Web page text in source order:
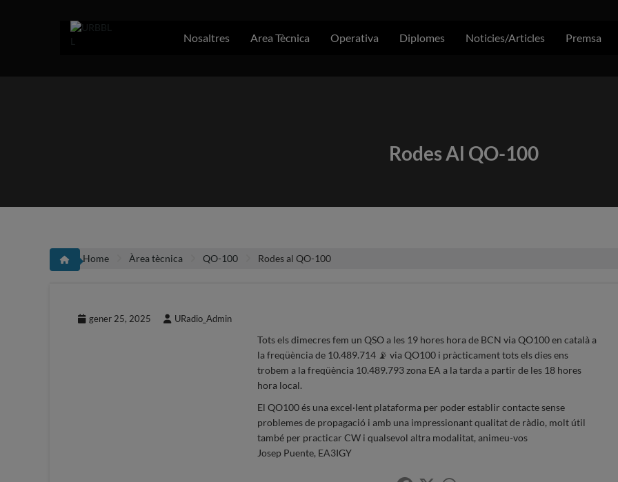
Nosaltres Area Tècnica Operativa Diplomes Noticies/Articles Premsa
Rodes Al QO-100
Home Àrea tècnica QO-100 Rodes al QO-100
gener 25, 2025 URadio_Admin
Tots els dimecres fem un QSO a les 19 hores hora de BCN via QO100 en català a
la freqüència de 10.489.714 📡 via QO100 i pràcticament tots els dies ens
trobem a la freqüència 10.489.793 zona EA a la tarda a partir de les 18 hores
hora local.
El QO100 és una excel·lent plataforma per poder establir contacte sense
problemes de propagació i amb una impressionant qualitat de ràdio, molt útil
també per practicar CW i qualsevol altra modalitat, animeu-vos
Josep Puente, EA3IGY